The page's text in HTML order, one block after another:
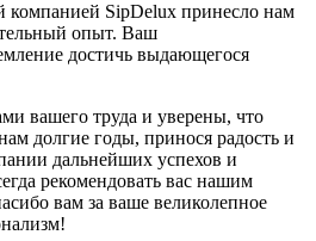
компанией SipDelux принесло нам
опыт. Ваш
достичь выдающегося
вашего труда и уверены, что
долгие годы, принося радость и
дальнейших успехов и
рекомендовать вас нашим
вам за ваше великолепное